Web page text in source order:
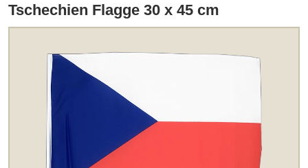
Tschechien Flagge 30 x 45 cm